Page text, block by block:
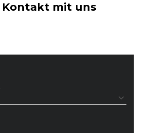
Kontakt mit uns